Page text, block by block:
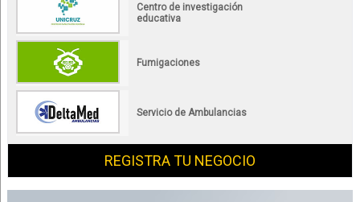
Centro de investigación
educativa
Fumigaciones
Servicio de Ambulancias
REGISTRA TU NEGOCIO